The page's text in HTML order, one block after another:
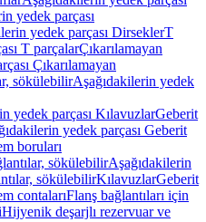
yedek parçası
yedek parçası DirseklerT
T parçalarÇıkarılamayan
Çıkarılamayan
sökülebilirAşağıdakilerin yedek
yedek parçası KılavuzlarGeberit
yedek parçası Geberit
boruları
sökülebilirAşağıdakilerin
sökülebilirKılavuzlarGeberit
contalarıFlanş bağlantıları için
Hijyenik deşarjlı rezervuar ve